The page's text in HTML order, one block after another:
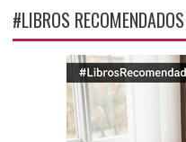
#LIBROS RECOMENDADOS